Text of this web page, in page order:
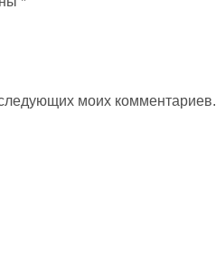
моих комментариев.